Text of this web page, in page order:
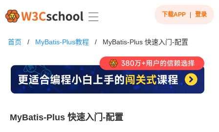
下载APP 登录
首页 / MyBatis-Plus教程 / MyBatis-Plus 快速入门-配置
MyBatis-Plus 快速入门-配置